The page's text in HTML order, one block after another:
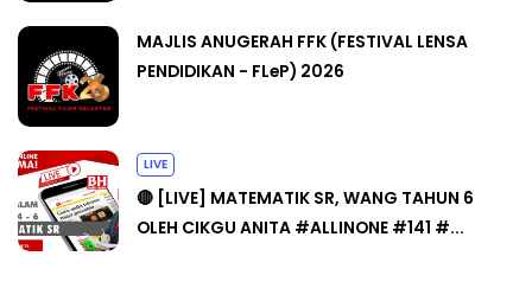
MAJLIS ANUGERAH FFK (FESTIVAL LENSA
PENDIDIKAN - FLeP) 2026
LIVE
🔴 [LIVE] MATEMATIK SR, WANG TAHUN 6
OLEH CIKGU ANITA #ALLINONE #141 #...